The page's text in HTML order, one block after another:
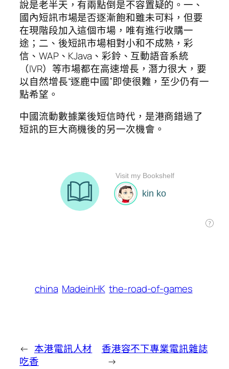
說是老半天，有兩點倒是不容置疑的。一、
國內短訊市場是否逐漸飽和雖未可料，但要
在現階段加入這個市場，唯有進行收購一
途；二、後短訊市場相對小和不成熟，彩
信、WAP、KJava、彩鈴、互動語音系統
（IVR）等市場都在高速增長，潛力很大，要
以自然增長“逐鹿中國”即使很難，至少仍有一
點希望。
中國流動數據業後短信時代，是港商錯過了
短訊的巨大商機後的另一次機會。
china MadeinHK the-road-of-games
← 本港電訊人材
吃香
香港容不下專業電訊雜誌
→